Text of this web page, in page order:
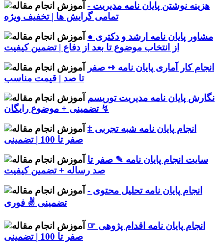
هزینه نوشتن پایان نامه مدیریت -
تمامی گرایش ها | تخفیف ویژه
مشاور پایان نامه ارشد و دکتری ●
از انتخاب موضوع تا بعد از دفاع | تضمین کیفیت
انجام کار آماری پایان نامه ➺ صفر
تا صد | قیمت مناسب
نگارش پایان نامه مدیریت توریسم
↯ تضمینی + موضوع رایگان
انجام پایان نامه شبه تجربی ‡
صفر تا 100 | تضمینی
سایت انجام پایان نامه ✎ صفر تا
صد رساله + تضمین کیفیت
انجام پایان نامه تحلیل محتوی -
تضمینی ✌ فوری
انجام پایان نامه اقدام پژوهی ☞
صفر تا 100 | تضمینی